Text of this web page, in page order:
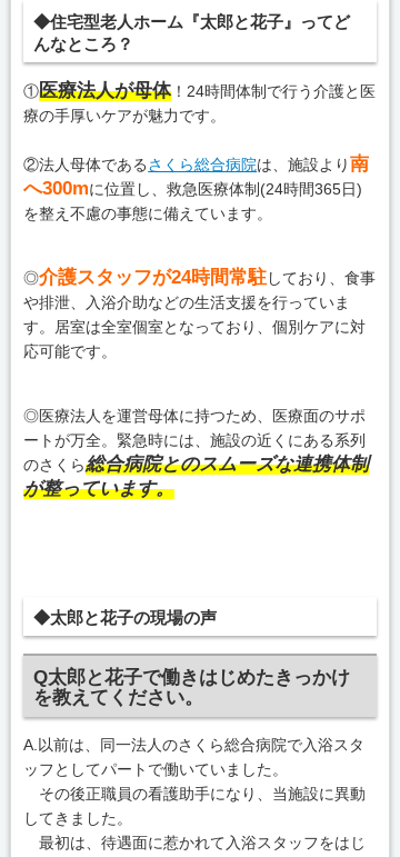
◆住宅型老人ホーム『太郎と花子』ってど
んなところ？
①医療法人が母体！24時間体制で行う介護と医
療の手厚いケアが魅力です。
②法人母体であるさくら総合病院は、施設より南
へ300mに位置し、救急医療体制(24時間365日)
を整え不慮の事態に備えています。
◎介護スタッフが24時間常駐しており、食事
や排泄、入浴介助などの生活支援を行っていま
す。居室は全室個室となっており、個別ケアに対
応可能です。
◎医療法人を運営母体に持つため、医療面のサポ
ートが万全。緊急時には、施設の近くにある系列
のさくら総合病院とのスムーズな連携体制
が整っています。
◆太郎と花子の現場の声
Q太郎と花子で働きはじめたきっかけ
を教えてください。
A.以前は、同一法人のさくら総合病院で入浴スタ
ッフとしてパートで働いていました。
その後正職員の看護助手になり、当施設に異動
してきました。
最初は、待遇面に惹かれて入浴スタッフをはじ